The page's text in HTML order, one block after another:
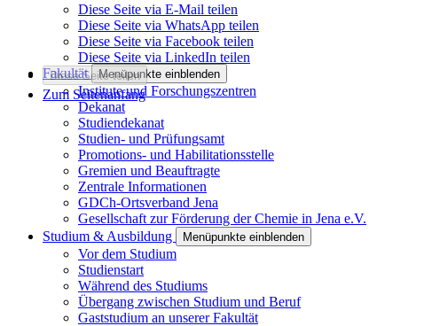
Diese Seite via E-Mail teilen
Diese Seite via WhatsApp teilen
Diese Seite via Facebook teilen
Diese Seite via LinkedIn teilen
Diese Seite teilen
Zum Seitenanfang
Fakultät Menüpunkte einblenden
Institute und Forschungszentren
Dekanat
Studiendekanat
Studien- und Prüfungsamt
Promotions- und Habilitationsstelle
Gremien und Beauftragte
Zentrale Informationen
GDCh-Ortsverband Jena
Gesellschaft zur Förderung der Chemie in Jena e.V.
Studium & Ausbildung
Menüpunkte einblenden
Vor dem Studium
Studienstart
Während des Studiums
Übergang zwischen Studium und Beruf
Gaststudium an unserer Fakultät